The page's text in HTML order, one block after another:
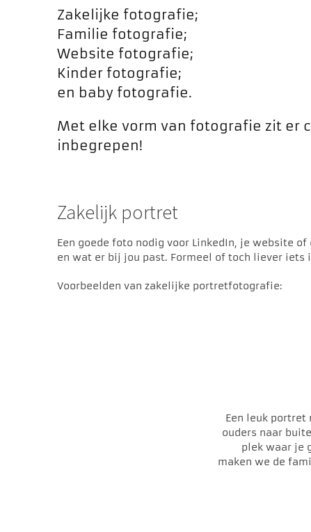
Zakelijke fotografie;
Familie fotografie;
Website fotografie;
Kinder fotografie;
en baby fotografie.
Met elke vorm van fotografie zit er
inbegrepen!
Zakelijk portret
Een goede foto nodig voor LinkedIn, je website
en wat er bij jou past. Formeel of toch liever
Voorbeelden van zakelijke portretfotografie:
Een leuk
ouders naar
plek waar je
maken we de